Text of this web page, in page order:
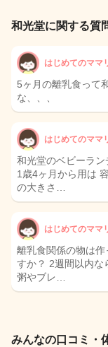
和光堂に関する質
はじめてのママ
5ヶ月の離乳食って
な、、、
はじめてのママ
和光堂のベビーラン
1歳4ヶ月から用は
の大きさ…
はじめてのママ
離乳食関係の物は
すか？ 2週間以内な
粥やブレ…
みんなの口コミ・